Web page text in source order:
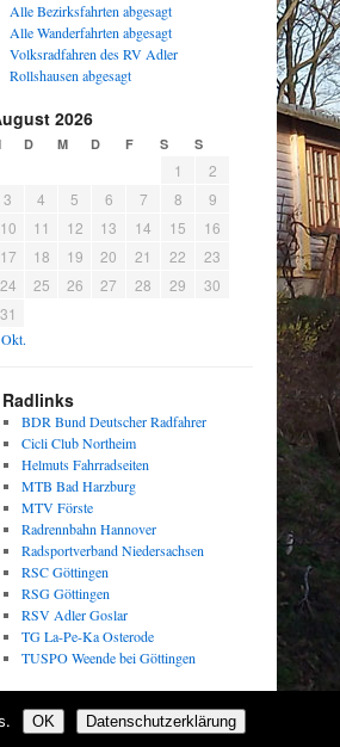
Alle Bezirksfahrten abgesagt
Alle Wanderfahrten abgesagt
Volksradfahren des RV Adler
Rollshausen abgesagt
2026
D M D F S S
1
2
3
4 5 6 7 8
9
10
11 12 13 14 15
16
17
18 19 20 21 22
23
24
25 26 27 28 29
30
31
Radlinks
BDR Bund Deutscher Radfahrer
Cicli Club Northeim
Helmuts Fahrradseiten
MTB Bad Harzburg
MTV Förste
Radrennbahn Hannover
Radsportverband Niedersachsen
RSC Göttingen
RSG Göttingen
RSV Adler Goslar
TG La-Pe-Ka Osterode
TUSPO Weende bei Göttingen
OK Datenschutzerklärung